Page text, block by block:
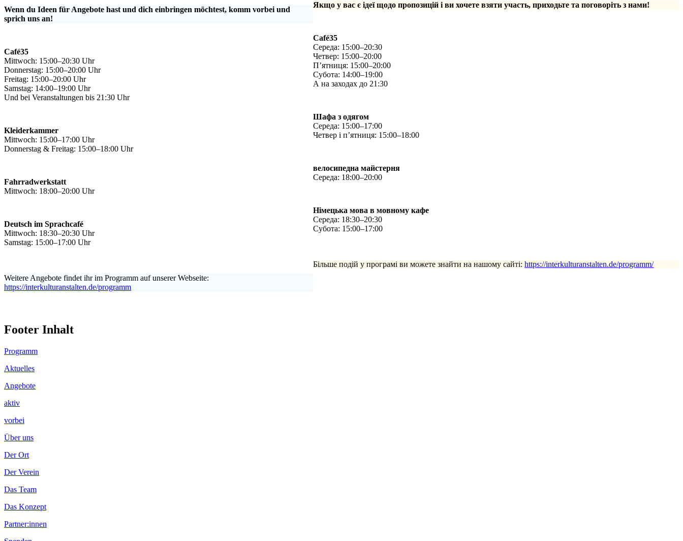
Wenn du Ideen für Angebote hast und dich einbringen möchtest, komm vorbei und
sprich uns an!
Café35
Mittwoch: 15:00–20:30 Uhr
Donnerstag: 15:00–20:00 Uhr
Freitag: 15:00–20:00 Uhr
Samstag: 14:00–19:00 Uhr
Und bei Veranstaltungen bis 21:30 Uhr
Kleiderkammer
Mittwoch: 15:00–17:00 Uhr
Donnerstag & Freitag: 15:00–18:00 Uhr
Fahrradwerkstatt
Mittwoch: 18:00–20:00 Uhr
Deutsch im Sprachcafé
Mittwoch: 18:30–20:30 Uhr
Samstag: 15:00–17:00 Uhr
Weitere Angebote findet ihr im Programm auf unserer Webseite:
https://interkulturanstalten.de/programm
Якщо у вас є ідеї щодо пропозицій і ви хочете взяти участь, приходьте та поговоріть з нами!
Café35
Середа: 15:00–20:30
Четвер: 15:00–20:00
П’ятниця: 15:00–20:00
Субота: 14:00–19:00
А на заходах до 21:30
Шафа з одягом
Середа: 15:00–17:00
Четвер і п’ятниця: 15:00–18:00
велосипедна майстерня
Середа: 18:00–20:00
Німецька мова в мовному кафе
Середа: 18:30–20:30
Субота: 15:00–17:00
Більше подій у програмі ви можете знайти на нашому сайті:https://interkulturanstalten.de/programm/
Footer Inhalt
Programm
Aktuelles
Angebote
aktiv
vorbei
Über uns
Der Ort
Der Verein
Das Team
Das Konzept
Partner:innen